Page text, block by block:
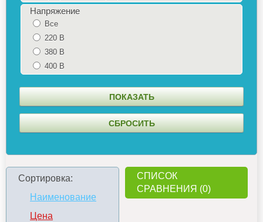
Напряжение
Все
220 В
380 В
400 В
Сортировка:
Наименование
Цена
СПИСОК
СРАВНЕНИЯ (0)